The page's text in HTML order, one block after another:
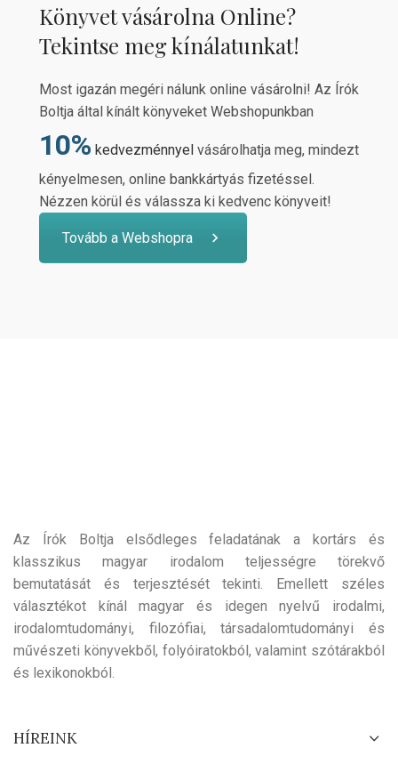
Könyvet vásárolna Online?
Tekintse meg kínálatunkat!
Most igazán megéri nálunk online vásárolni! Az Írók
Boltja által kínált könyveket Webshopunkban
10% kedvezménnyel vásárolhatja meg, mindezt
kényelmesen, online bankkártyás fizetéssel.
Nézzen körül és válassza ki kedvenc könyveit!
Tovább a Webshopra
Az Írók Boltja elsődleges feladatának a kortárs és
klasszikus magyar irodalom teljességre törekvő
bemutatását és terjesztését tekinti. Emellett széles
választékot kínál magyar és idegen nyelvű irodalmi,
irodalomtudományi, filozófiai, társadalomtudományi és
művészeti könyvekből, folyóiratokból, valamint szótárakból
és lexikonokból.
HÍREINK